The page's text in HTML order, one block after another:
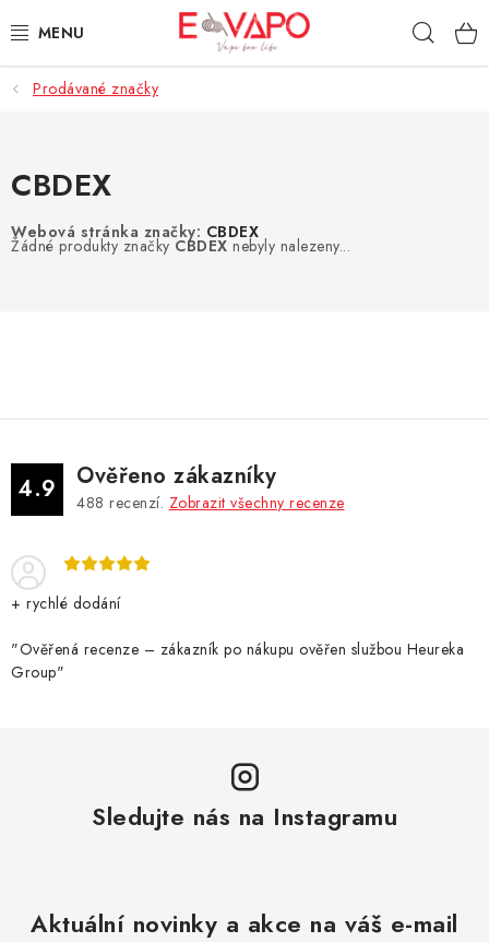
na
3D TISK
DÁRKOVÉ VOUCHERY
DIY
BATERIE A NABÍJEČKY
JEDNORÁZOVÉ A DOBÍJECÍ E-CIGARETY
NIKOTINOVÝ FILM
Prodávané značky
CBDEX
Webová stránka značky: CBDEX
Žádné produkty značky CBDEX nebyly nalezeny...
4.9 Ověřeno zákazníky
488 recenzí. Zobrazit všechny recenze
+ rychlé dodání
"Ověřená recenze – zákazník po nákupu ověřen službou Heureka
Group"
Sledujte nás na Instagramu
Aktuální novinky a akce na váš e-mail